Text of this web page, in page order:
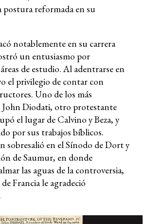
postura reformada en su
notablemente en su carrera
un entusiasmo por
de estudio. Al adentrarse en
el privilegio de contar con
Uno de los más
John Diodati, otro protestante
el lugar de Calvino y Beza, y
por sus trabajos bíblicos.
sobresalió en el Sínodo de Dort y
de Saumur, en donde
las aguas de la controversia,
Francia le agradeció